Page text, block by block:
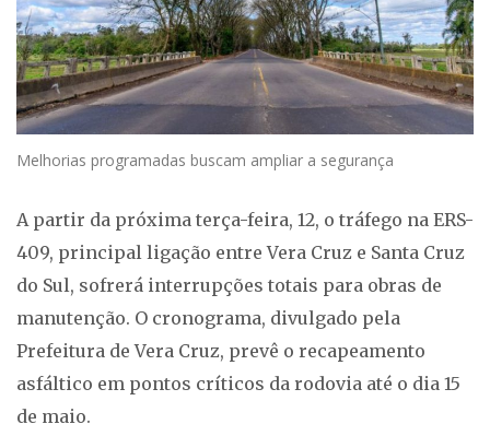
Melhorias programadas buscam ampliar a segurança
A partir da próxima terça-feira, 12, o tráfego na ERS-
409, principal ligação entre Vera Cruz e Santa Cruz
do Sul, sofrerá interrupções totais para obras de
manutenção. O cronograma, divulgado pela
Prefeitura de Vera Cruz, prevê o recapeamento
asfáltico em pontos críticos da rodovia até o dia 15
de maio.